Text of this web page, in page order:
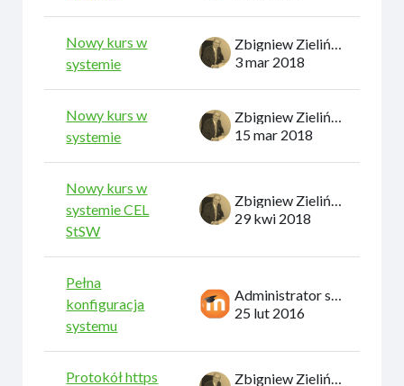
Nowy kurs w
systemie
3 mar 2018
Nowy kurs w
systemie
15 mar 2018
Nowy kurs w
systemie CEL
StSW
29 kwi 2018
Pełna
konfiguracja
systemu
25 lut 2016
Protokół https